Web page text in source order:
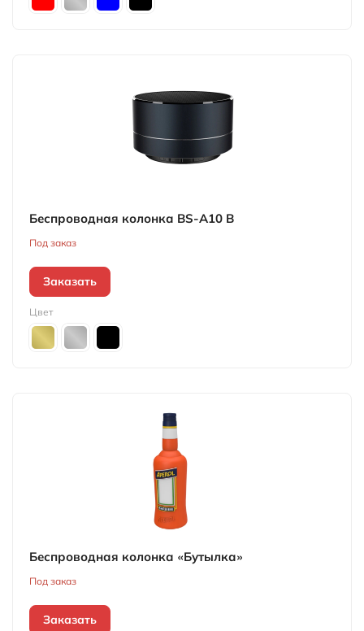
Беспроводная колонка BS-A10 B
Под заказ
Заказать
Цвет
Беспроводная колонка «Бутылка»
Под заказ
Заказать